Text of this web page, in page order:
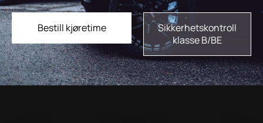
Bestill kjøretime
Sikkerhetskontroll
klasse B/BE